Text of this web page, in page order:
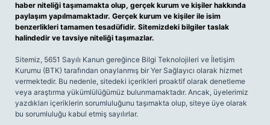
haber niteliği taşımamakta olup, gerçek kurum ve kişiler hakkında
paylaşım yapılmamaktadır. Gerçek kurum ve kişiler ile isim
benzerlikleri tamamen tesadüfidir. Sitemizdeki bilgiler taslak
halindedir ve tavsiye niteliği taşımazlar.
Sitemiz, 5651 Sayılı Kanun gereğince Bilgi Teknolojileri ve İletişim
Kurumu (BTK) tarafından onaylanmış bir Yer Sağlayıcı olarak hizmet
vermektedir. Bu nedenle, sitedeki içerikleri proaktif olarak denetleme
veya araştırma yükümlülüğümüz bulunmamaktadır. Ancak, üyelerimiz
yazdıkları içeriklerin sorumluluğunu taşımakta olup, siteye üye olarak
bu sorumluluğu kabul etmiş sayılırlar.